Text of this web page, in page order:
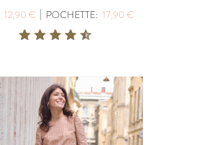
BERGER
POCHETTE:
ICONE
PDF:12,90 €
POCHETTE:17,90 €
12,90 €| POCHETTE: 17,90 €